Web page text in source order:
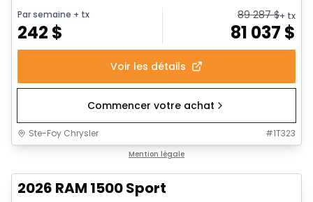
Par semaine + tx
242 $
89 287$+ tx
81 037 $
Voir les détails
Commencer votre achat
Ste-Foy Chrysler #1T323
Mention légale
2026 RAM 1500 Sport